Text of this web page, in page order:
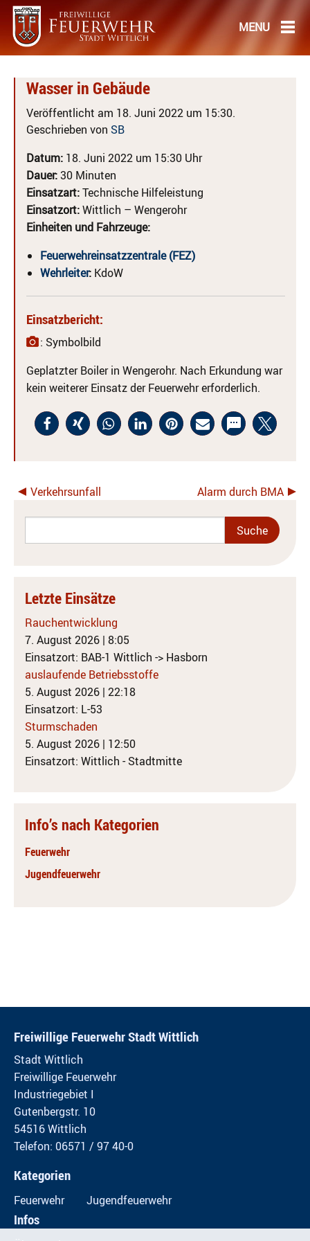
Wasser in Gebäude
Veröffentlicht am 18. Juni 2022 um 15:30.
Geschrieben von SB
Datum: 18. Juni 2022 um 15:30 Uhr
Dauer:30 Minuten
Einsatzart:Technische Hilfeleistung
Einsatzort:Wittlich – Wengerohr
Einheiten und Fahrzeuge:
Feuerwehreinsatzzentrale (FEZ)
Wehrleiter: KdoW
Einsatzbericht:
: Symbolbild
Geplatzter Boiler in Wengerohr. Nach Erkundung war
kein weiterer Einsatz der Feuerwehr erforderlich.
Verkehrsunfall Alarm durch BMA
Letzte Einsätze
Rauchentwicklung
7. August 2026 | 8:05
Einsatzort: BAB-1 Wittlich -> Hasborn
auslaufende Betriebsstoffe
5. August 2026 | 22:18
Einsatzort: L-53
Sturmschaden
5. August 2026 | 12:50
Einsatzort: Wittlich - Stadtmitte
Info’s nach Kategorien
Feuerwehr
Jugendfeuerwehr
Freiwillige Feuerwehr Stadt Wittlich
Stadt Wittlich
Freiwillige Feuerwehr
Industriegebiet I
Gutenbergstr. 10
54516 Wittlich
Telefon: 06571 / 97 40-0
Kategorien
Feuerwehr Jugendfeuerwehr
Infos